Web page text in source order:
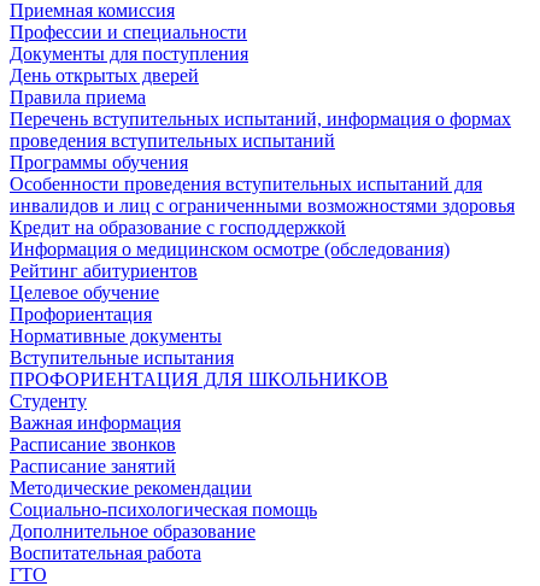
Приемная комиссия
Профессии и специальности
Документы для поступления
День открытых дверей
Правила приема
Перечень вступительных испытаний, информация о формах
проведения вступительных испытаний
Программы обучения
Особенности проведения вступительных испытаний для
инвалидов и лиц с ограниченными возможностями здоровья
Кредит на образование с господдержкой
Информация о медицинском осмотре (обследования)
Рейтинг абитуриентов
Целевое обучение
Профориентация
Нормативные документы
Вступительные испытания
ПРОФОРИЕНТАЦИЯ ДЛЯ ШКОЛЬНИКОВ
Студенту
Важная информация
Расписание звонков
Расписание занятий
Методические рекомендации
Социально-психологическая помощь
Дополнительное образование
Воспитательная работа
ГТО